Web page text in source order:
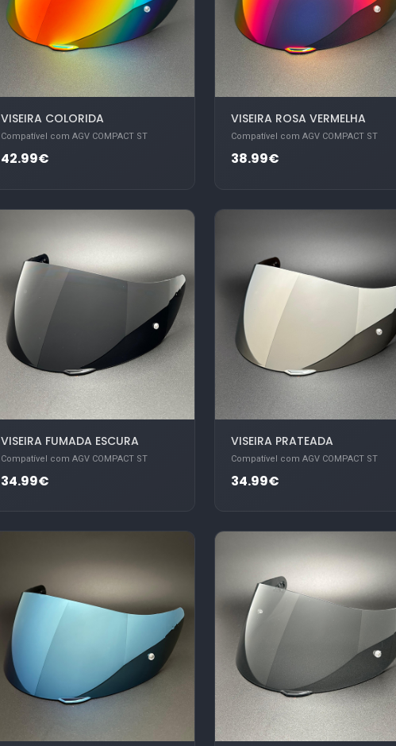
VISEIRA COLORIDA
Compatível com AGV COMPACT ST
42.99€
VISEIRA ROSA VERMELHA
Compatível com AGV COMPACT ST
38.99€
VISEIRA FUMADA ESCURA
Compatível com AGV COMPACT ST
34.99€
VISEIRA PRATEADA
Compatível com AGV COMPACT ST
34.99€